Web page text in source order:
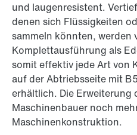
und laugenresistent.
denen sich Flüssigkeiten
sammeln könnten, werden
Komplettausführung als
somit effektiv jede Art von
auf der Abtriebsseite mit
erhältlich. Die Erweiterung
Maschinenbauer noch
Maschinenkonstruktion.